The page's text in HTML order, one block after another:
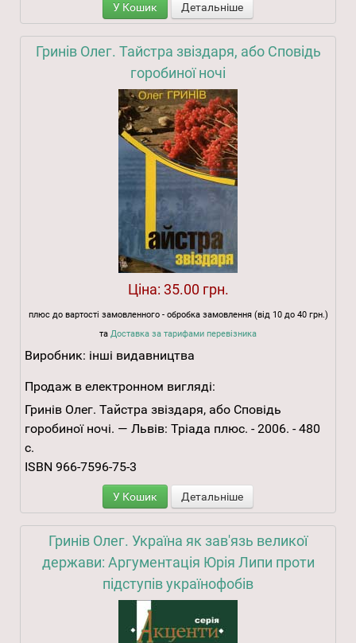
У Кошик Детальніше
Гринів Олег. Тайстра звіздаря, або Сповідь
горобиної ночі
Ціна: 35.00 грн.
плюс до вартості замовленного - обробка замовлення (від 10 до 40 грн.)
та Доставка за тарифами перевізника
Виробник: інші видавництва
Продаж в електронном вигляді:
Гринів Олег. Тайстра звіздаря, або Сповідь
горобиної ночі. — Львів: Тріада плюс. - 2006. - 480
с.
ISBN 966-7596-75-3
У Кошик Детальніше
Гринів Олег. Україна як зав'язь великої
держави: Аргументація Юрія Липи проти
підступів українофобів